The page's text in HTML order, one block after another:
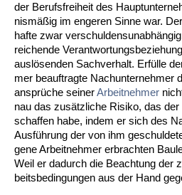
der Be­rufs­frei­heit des
nismäßig im en­ge­ren Sin­ne war.
haf­te zwar
rei­chen­de
auslösen­den Sach­ver­halt. Erfülle
mer be­auf­trag­te Nach­un­ter­neh­mer
ansprüche sei­nerAr­beit­neh­mer
nau das zusätz­li­che Ri­si­ko, das
schaf­fen ha­be, in­dem er sich des
Ausführung der von ihm
ge­ne Ar­beit­neh­mer er­brach­ten
Weil er da­durch die Be­ach­tung der
beits­be­din­gun­gen aus der Hand